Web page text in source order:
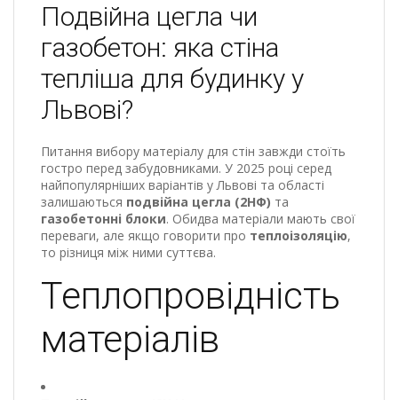
Подвійна цегла чи
газобетон: яка стіна
тепліша для будинку у
Львові?
Питання вибору матеріалу для стін завжди стоїть
гостро перед забудовниками. У 2025 році серед
найпопулярніших варіантів у Львові та області
залишаються подвійна цегла (2НФ) та
газобетонні блоки. Обидва матеріали мають свої
переваги, але якщо говорити про теплоізоляцію,
то різниця між ними суттєва.
Теплопровідність
матеріалів